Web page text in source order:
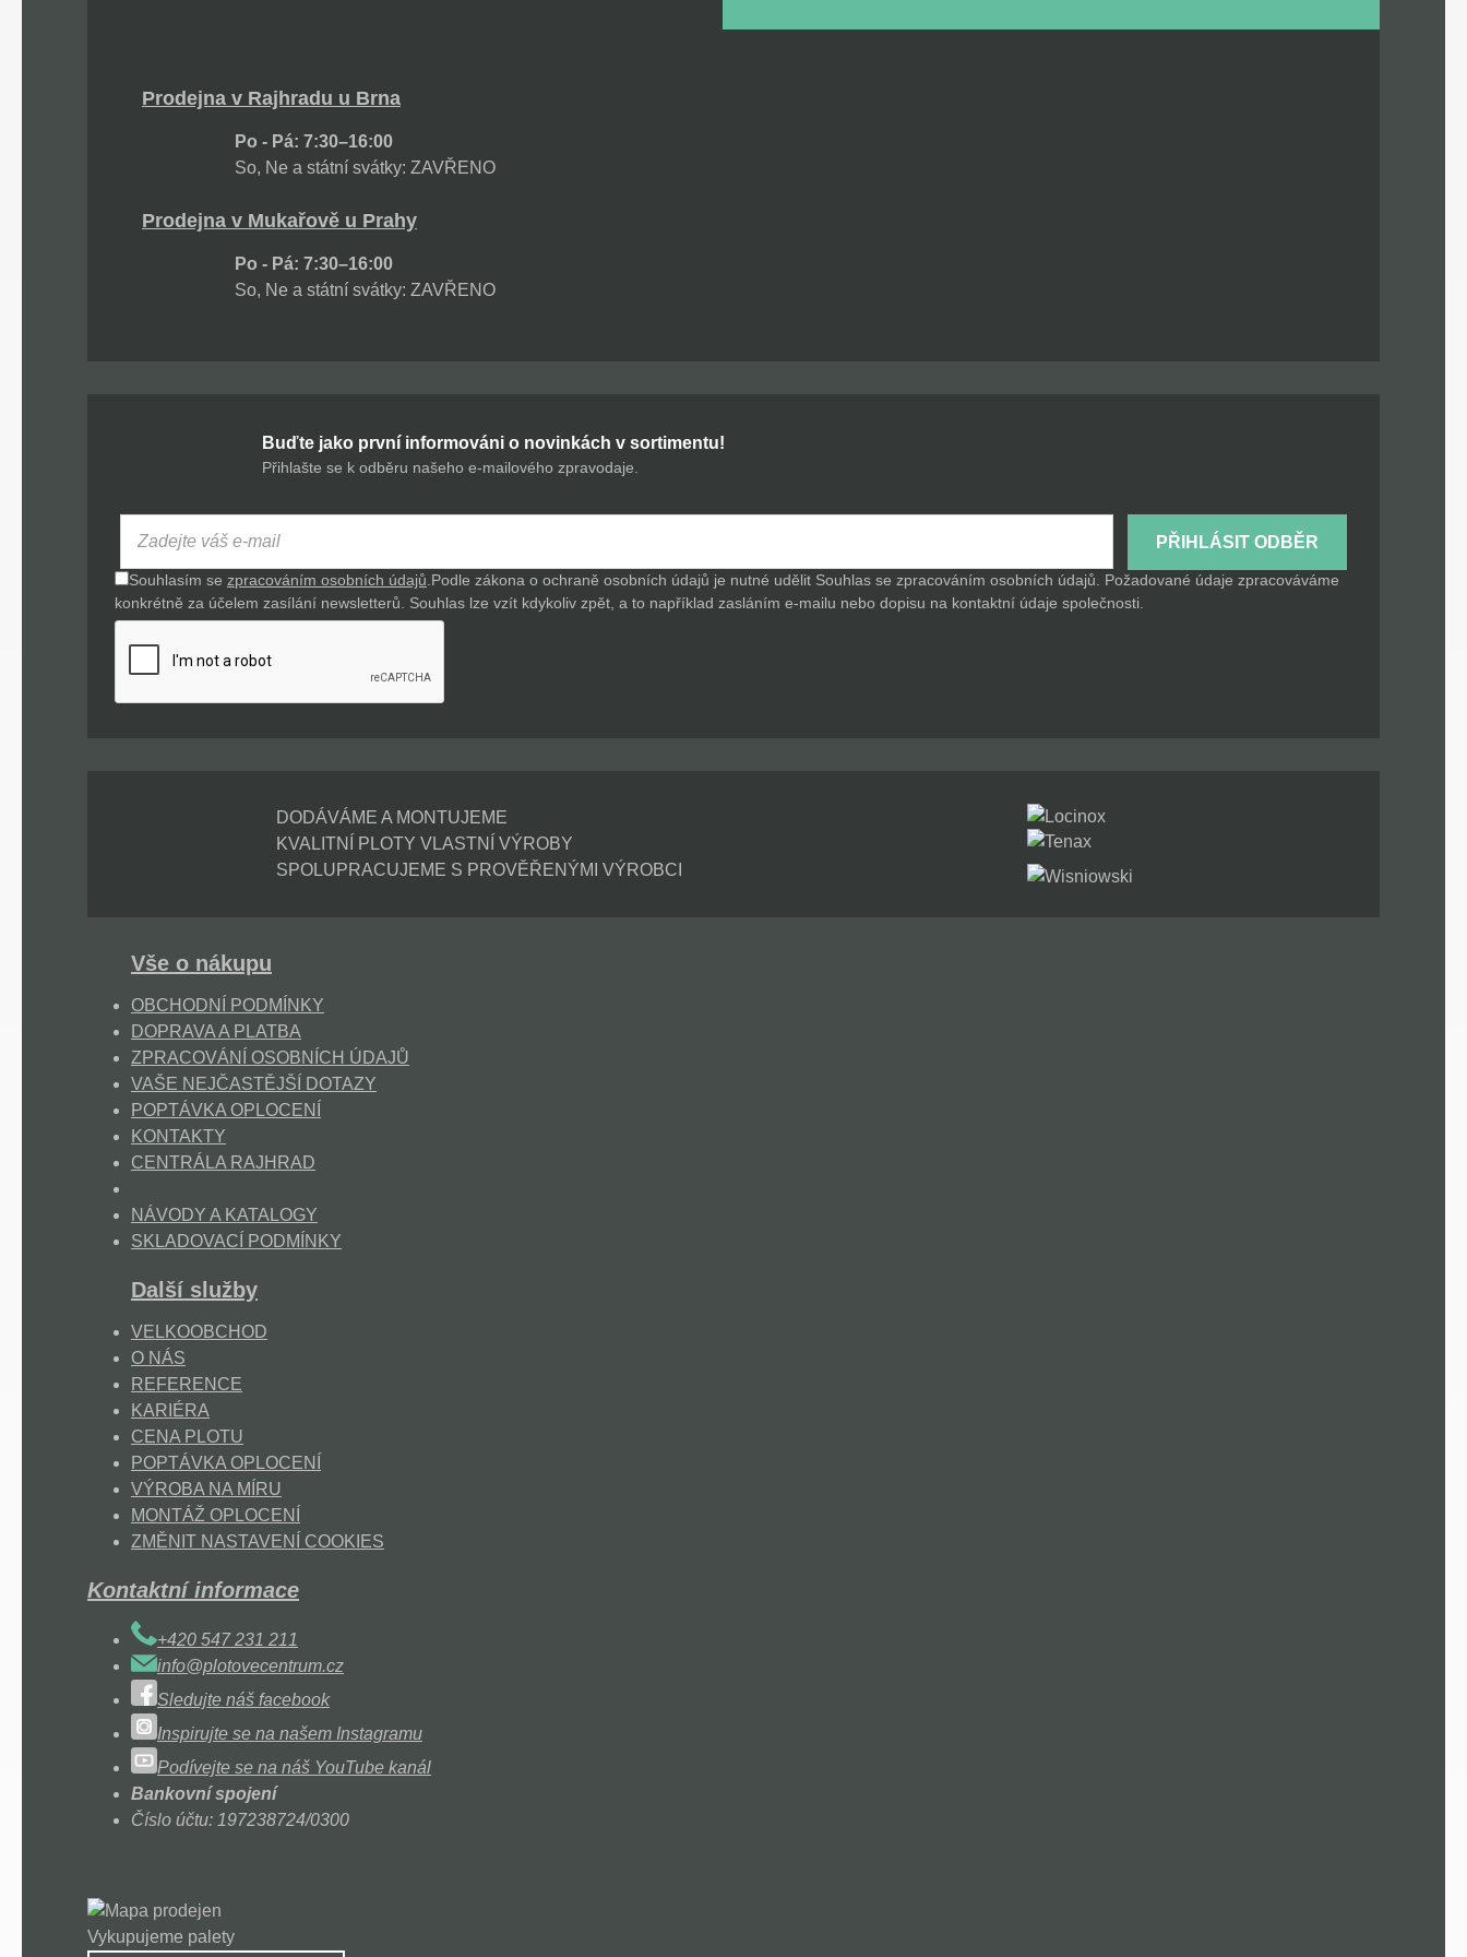
Prodejna v Rajhradu u Brna
Po - Pá: 7:30–16:00
So, Ne a státní svátky: ZAVŘENO
Prodejna v Mukařově u Prahy
Po - Pá: 7:30–16:00
So, Ne a státní svátky: ZAVŘENO
Buďte jako první informováni o novinkách v sortimentu!
Přihlašte se k odběru našeho e-mailového zpravodaje.
PŘIHLÁSIT ODBĚR
Souhlasím se zpracováním osobních údajů.Podle zákona o ochraně osobních údajů je nutné udělit Souhlas se zpracováním osobních údajů. Požadované údaje zpracováváme
konkrétně za účelem zasílání newsletterů. Souhlas lze vzít kdykoliv zpět, a to například zasláním e-mailu nebo dopisu na kontaktní údaje společnosti.
DODÁVÁME A MONTUJEME
KVALITNÍ PLOTY VLASTNÍ VÝROBY
SPOLUPRACUJEME S PROVĚŘENÝMI VÝROBCI
Vše o nákupu
OBCHODNÍ PODMÍNKY
DOPRAVA A PLATBA
ZPRACOVÁNÍ OSOBNÍCH ÚDAJŮ
VAŠE NEJČASTĚJŠÍ DOTAZY
POPTÁVKA OPLOCENÍ
KONTAKTY
CENTRÁLA RAJHRAD
NÁVODY A KATALOGY
SKLADOVACÍ PODMÍNKY
Další služby
VELKOOBCHOD
O NÁS
REFERENCE
KARIÉRA
CENA PLOTU
POPTÁVKA OPLOCENÍ
VÝROBA NA MÍRU
MONTÁŽ OPLOCENÍ
ZMĚNIT NASTAVENÍ COOKIES
Kontaktní informace
+420 547 231 211
info@plotovecentrum.cz
Sledujte náš facebook
Inspirujte se na našem Instagramu
Podívejte se na náš YouTube kanál
Bankovní spojení
Číslo účtu: 197238724/0300
Vykupujeme palety